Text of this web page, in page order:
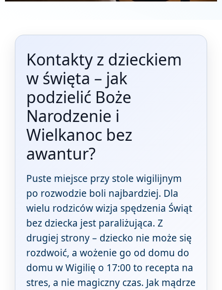
Kontakty z dzieckiem
w święta – jak
podzielić Boże
Narodzenie i
Wielkanoc bez
awantur?
Puste miejsce przy stole wigilijnym
po rozwodzie boli najbardziej. Dla
wielu rodziców wizja spędzenia Świąt
bez dziecka jest paraliżująca. Z
drugiej strony – dziecko nie może się
rozdwoić, a wożenie go od domu do
domu w Wigilię o 17:00 to recepta na
stres, a nie magiczny czas. Jak mądrze